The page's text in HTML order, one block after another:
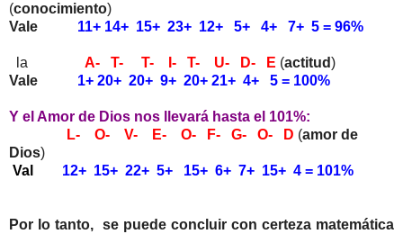
(conocimiento)
Vale
11+ 14+ 15+ 23+ 12+ 5+ 4+ 7+ 5 = 96%
la A- T- T- I- T- U- D- E (actitud)
Vale
1+ 20+ 20+ 9+ 20+ 21+ 4+ 5 = 100%
Y el Amor de Dios nos llevará hasta el 101%:
L- O- V- E- O- F- G- O- D (amor de
Dios)
Val
12+ 15+ 22+ 5+ 15+ 6+ 7+ 15+ 4 = 101%
Por lo tanto, se puede concluir con certeza matemática